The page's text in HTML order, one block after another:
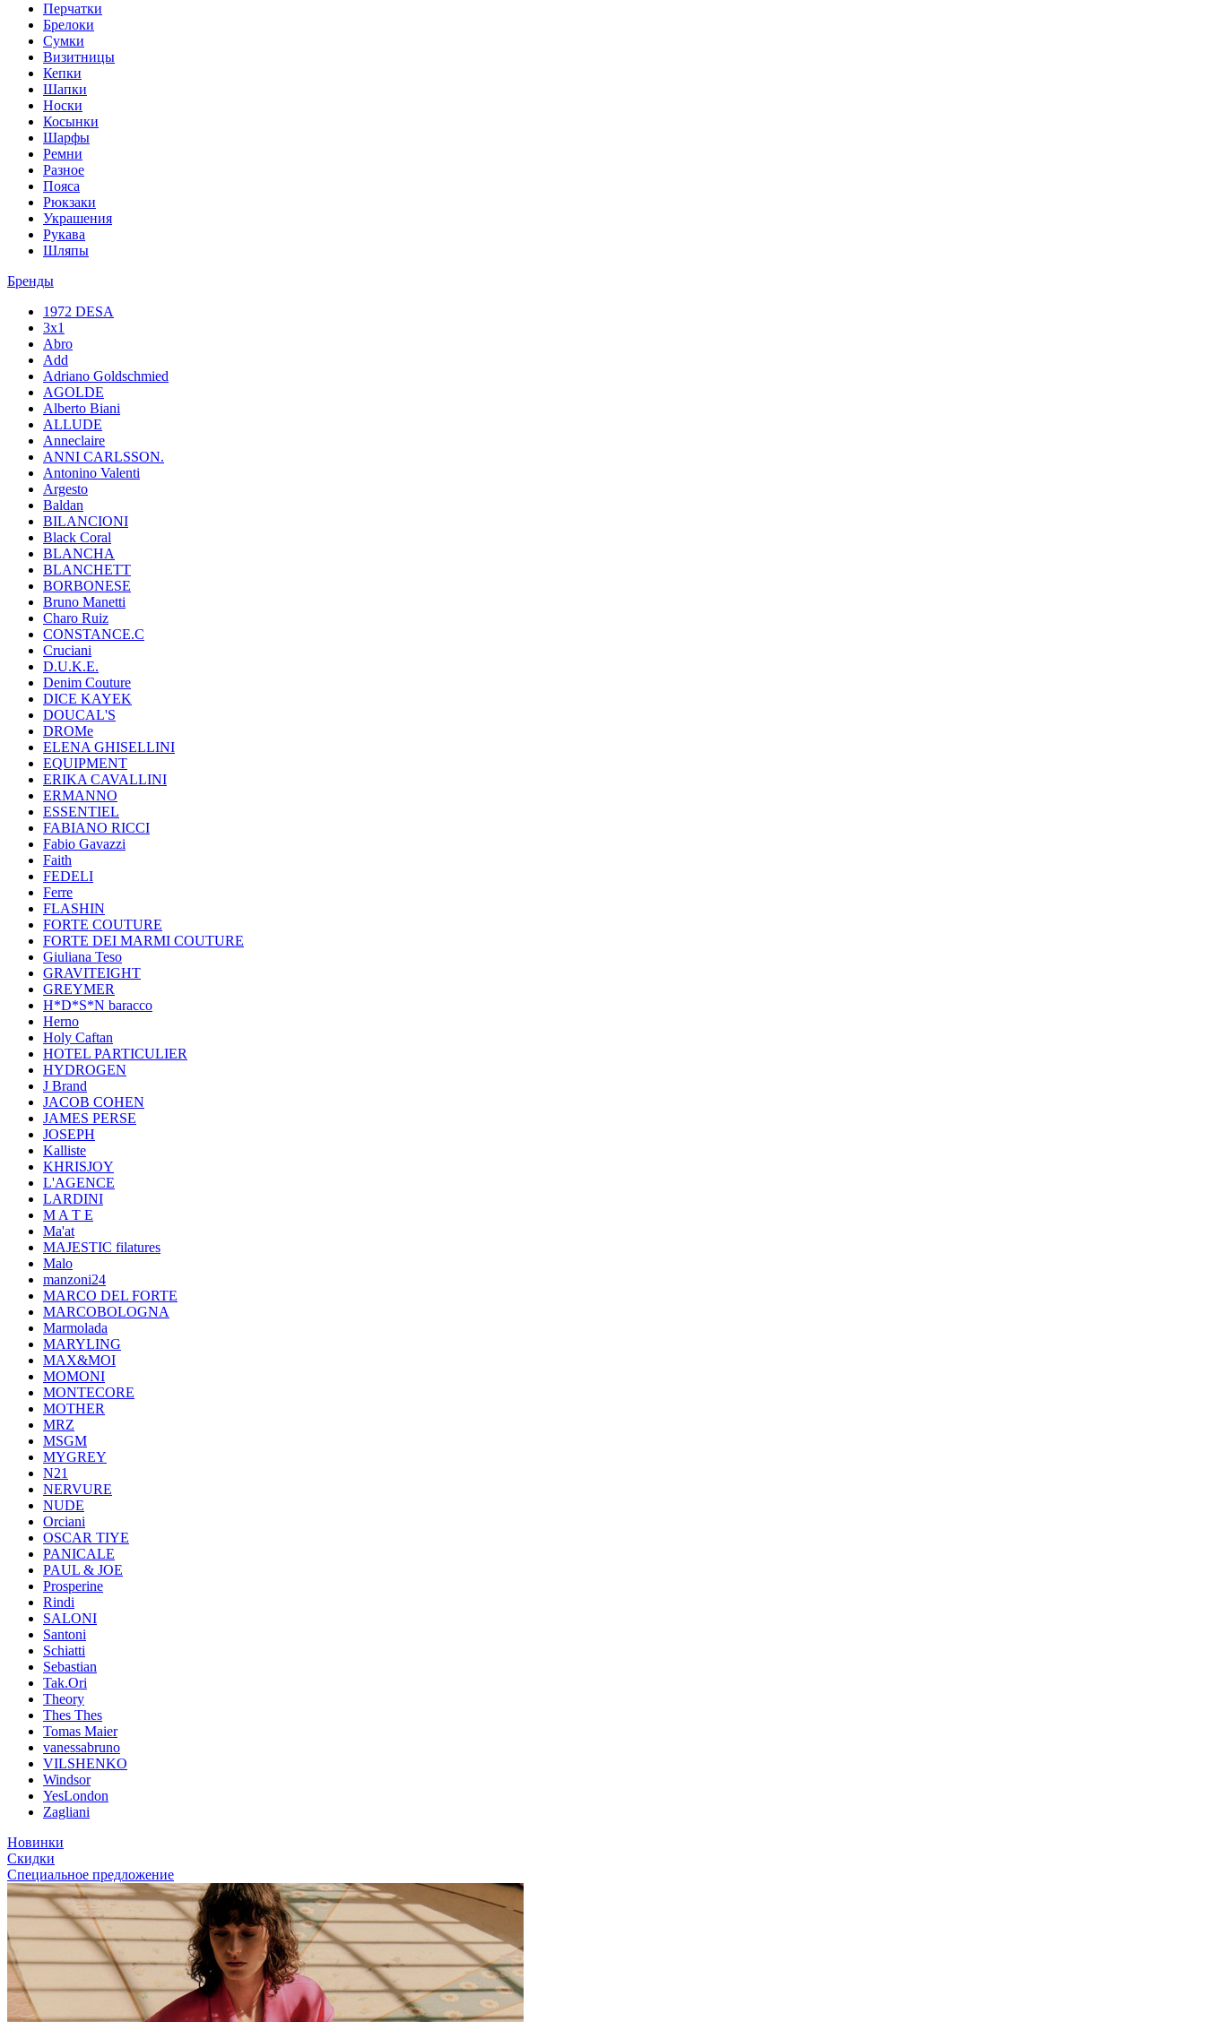
Перчатки
Брелоки
Сумки
Визитницы
Кепки
Шапки
Носки
Косынки
Шарфы
Ремни
Разное
Пояса
Рюкзаки
Украшения
Рукава
Шляпы
Бренды
1972 DESA
3x1
Abro
Add
Adriano Goldschmied
AGOLDE
Alberto Biani
ALLUDE
Anneclaire
ANNI CARLSSON.
Antonino Valenti
Argesto
Baldan
BILANCIONI
Black Coral
BLANCHA
BLANCHETT
BORBONESE
Bruno Manetti
Charo Ruiz
CONSTANCE.C
Cruciani
D.U.K.E.
Denim Couture
DICE KAYEK
DOUCAL'S
DROMe
ELENA GHISELLINI
EQUIPMENT
ERIKA CAVALLINI
ERMANNO
ESSENTIEL
FABIANO RICCI
Fabio Gavazzi
Faith
FEDELI
Ferre
FLASHIN
FORTE COUTURE
FORTE DEI MARMI COUTURE
Giuliana Teso
GRAVITEIGHT
GREYMER
H*D*S*N baracco
Herno
Holy Caftan
HOTEL PARTICULIER
HYDROGEN
J Brand
JACOB COHEN
JAMES PERSE
JOSEPH
Kalliste
KHRISJOY
L'AGENCE
LARDINI
M A T E
Ma'at
MAJESTIC filatures
Malo
manzoni24
MARCO DEL FORTE
MARCOBOLOGNA
Marmolada
MARYLING
MAX&MOI
MOMONI
MONTECORE
MOTHER
MRZ
MSGM
MYGREY
N21
NERVURE
NUDE
Orciani
OSCAR TIYE
PANICALE
PAUL & JOE
Prosperine
Rindi
SALONI
Santoni
Schiatti
Sebastian
Tak.Ori
Theory
Thes Thes
Tomas Maier
vanessabruno
VILSHENKO
Windsor
YesLondon
Zagliani
Новинки
Скидки
Специальное предложение